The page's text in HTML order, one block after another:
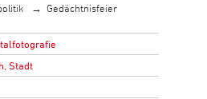
Gedächtnisfeier
Stadt